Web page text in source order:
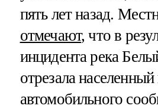
пять лет назад.
отмечают, что в
инцидента река
отрезала
автомобильного